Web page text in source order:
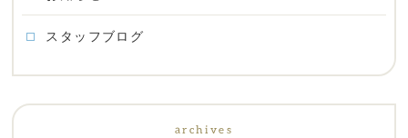
スタッフブログ